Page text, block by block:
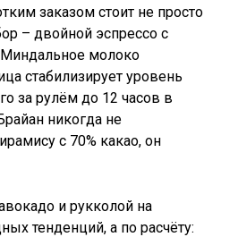
заказом стоит не просто
– двойной эспрессо с
молоко
стабилизирует уровень
за рулём до 12 часов в
никогда не
с 70% какао, он
и рукколой на
тенденций, а по расчёту: